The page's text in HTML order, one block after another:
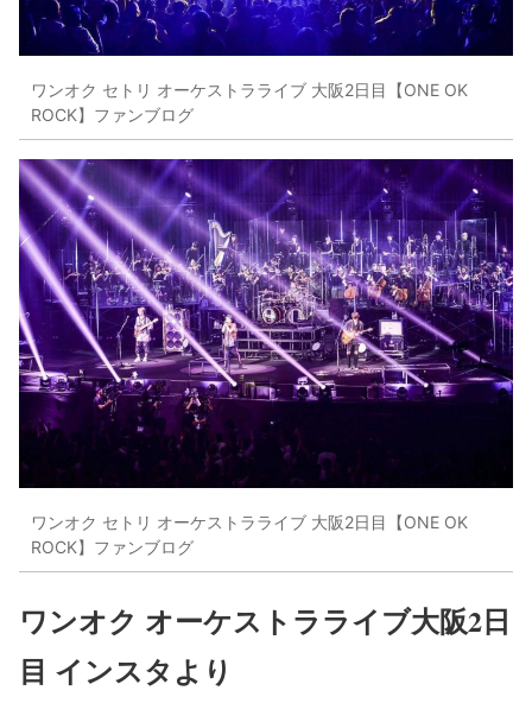
ワンオク セトリ オーケストラライブ 大阪2日目【ONE OK
ROCK】ファンブログ
ワンオク セトリ オーケストラライブ 大阪2日目【ONE OK
ROCK】ファンブログ
ワンオク オーケストラライブ大阪2日
目 インスタより